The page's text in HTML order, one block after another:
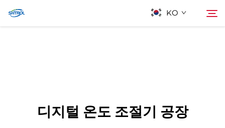
KO
디지털 온도 조절기 공장